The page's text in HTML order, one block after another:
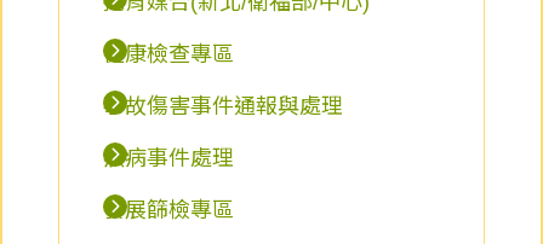
健康檢查專區
事故傷害事件通報與處理
疾病事件處理
發展篩檢專區